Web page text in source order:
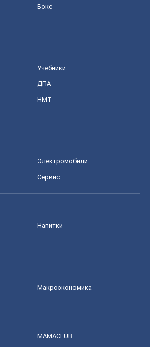
Бокс
Учебники
ДПА
НМТ
Электромобили
Сервис
Напитки
Mакроэкономика
MAMACLUB